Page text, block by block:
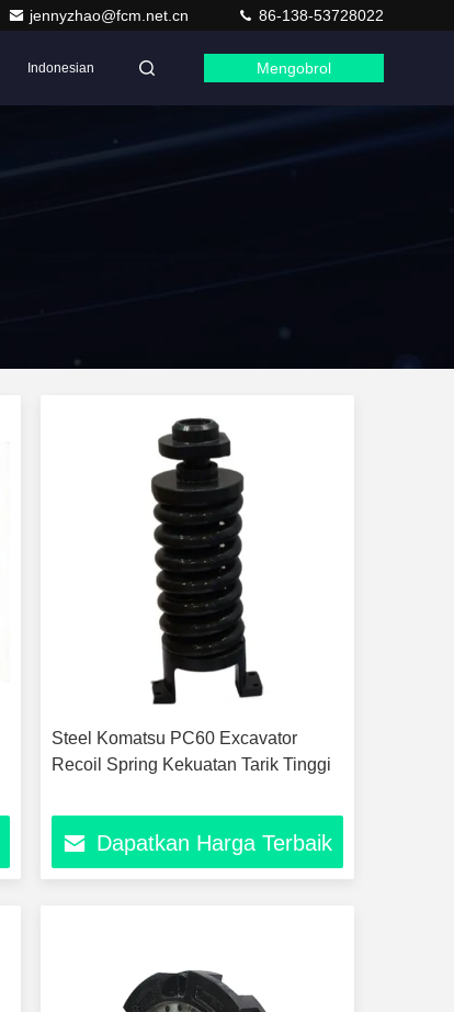
jennyzhao@fcm.net.cn 86-138-53728022
Indonesian Mengobrol
Steel Komatsu PC60 Excavator
Recoil Spring Kekuatan Tarik Tinggi
Dapatkan Harga Terbaik